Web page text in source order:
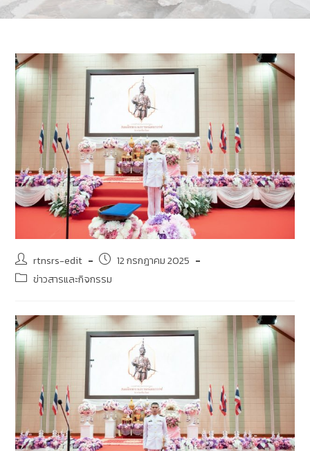
rtnsrs-edit
12 กรกฎาคม 2025
ข่าวสารและกิจกรรม